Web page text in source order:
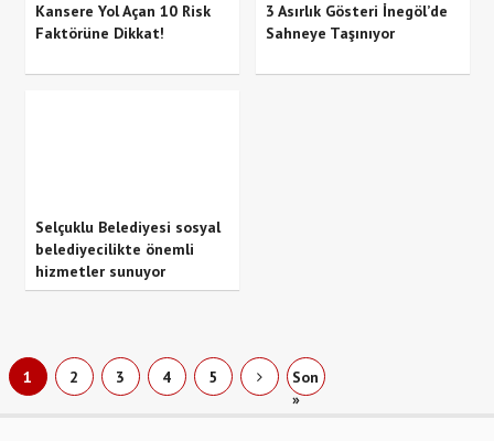
Kansere Yol Açan 10 Risk
Faktörüne Dikkat!
3 Asırlık Gösteri İnegöl’de
Sahneye Taşınıyor
Selçuklu Belediyesi sosyal
belediyecilikte önemli
hizmetler sunuyor
1 2 3 4 5
Son
»